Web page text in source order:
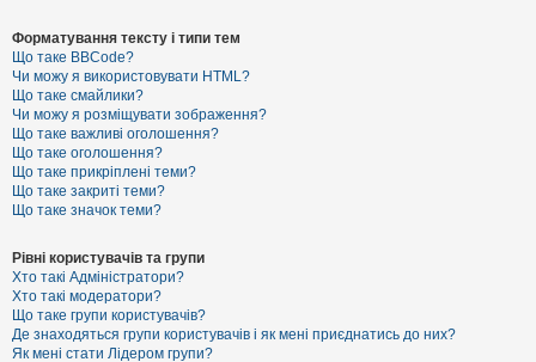
П
о
ш
у
к
Д
о
п
о
г
а
Форматування тексту і типи тем
Що таке BBCode?
Чи можу я використовувати HTML?
Що таке смайлики?
Чи можу я розміщувати зображення?
Що таке важливі оголошення?
Що таке оголошення?
Що таке прикріплені теми?
Що таке закриті теми?
Що таке значок теми?
Рівні користувачів та групи
Хто такі Адміністратори?
Хто такі модератори?
Що таке групи користувачів?
Де знаходяться групи користувачів і як мені приєднатись до них?
Як мені стати Лідером групи?